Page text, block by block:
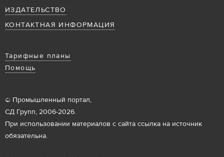
ИЗДАТЕЛЬСТВО
КОНТАКТНАЯ ИНФОРМАЦИЯ
Тарифные планы
Помощь
© Промышленный портал,
СД Групп, 2006-2026.
При использовании материалов с сайта ссылка на источник
обязательна.